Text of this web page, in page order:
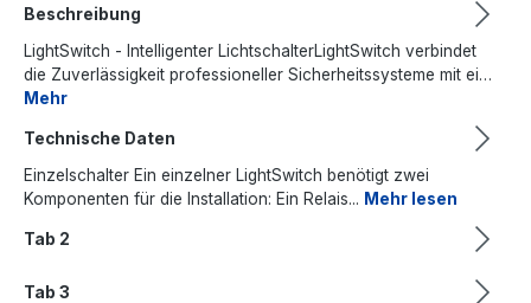
Beschreibung
LightSwitch - Intelligenter LichtschalterLightSwitch verbindet
die Zuverlässigkeit professioneller Sicherheitssysteme mit ei…
Mehr
Technische Daten
Einzelschalter Ein einzelner LightSwitch benötigt zwei
Komponenten für die Installation: Ein Relais... Mehr lesen
Tab 2
Tab 3